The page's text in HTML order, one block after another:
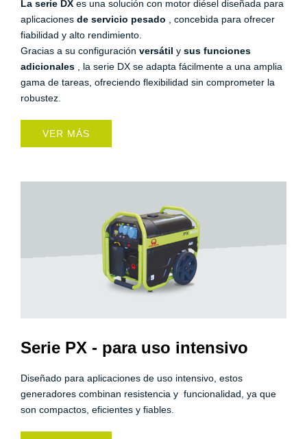
La serie DX es una solución con motor diésel diseñada para
aplicaciones de servicio pesado , concebida para ofrecer
fiabilidad y alto rendimiento.
Gracias a su configuración versátil y sus funciones
adicionales , la serie DX se adapta fácilmente a una amplia
gama de tareas, ofreciendo flexibilidad sin comprometer la
robustez.
VER MÁS
Serie PX - para uso intensivo
Diseñado para aplicaciones de uso intensivo, estos
generadores combinan resistencia y funcionalidad, ya que
son compactos, eficientes y fiables.